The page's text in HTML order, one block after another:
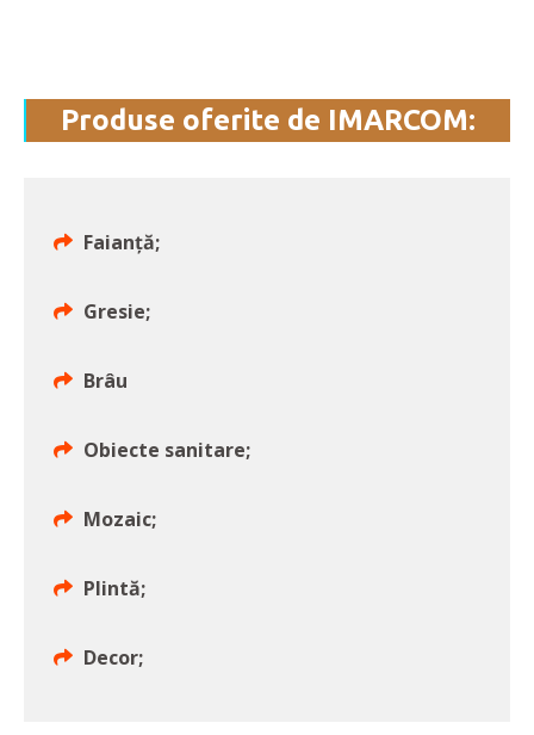
Produse oferite de IMARCOM:
Faianță;
Gresie;
Brâu
Obiecte sanitare;
Mozaic;
Plintă;
Decor;